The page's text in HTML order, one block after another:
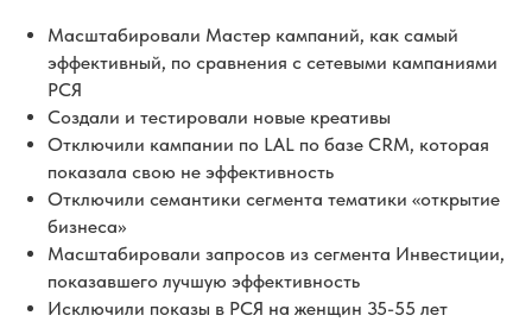
Масштабировали Мастер кампаний, как самый
эффективный, по сравнения с сетевыми кампаниями
РСЯ
Создали и тестировали новые креативы
Отключили кампании по LAL по базе CRM, которая
показала свою не эффективность
Отключили семантики сегмента тематики «открытие
бизнеса»
Масштабировали запросов из сегмента Инвестиции,
показавшего лучшую эффективность
Исключили показы в РСЯ на женщин 35-55 лет